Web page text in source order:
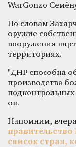
WarGonzo
По словам
оружие
вооружения
территориях.
"ДНР способна
производства
он.
Напомним, вчера
правительство
список стран,